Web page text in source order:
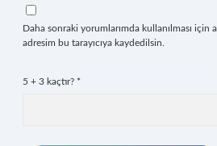
Daha sonraki yorumlarımda kullanılması için
adresim bu tarayıcıya kaydedilsin.
5 + 3 kaçtır? *